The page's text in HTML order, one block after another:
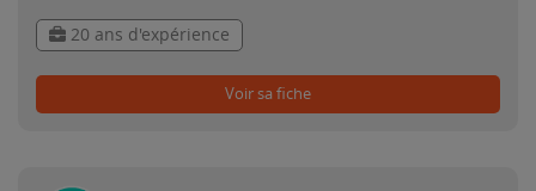
20 ans d'expérience
Voir sa fiche